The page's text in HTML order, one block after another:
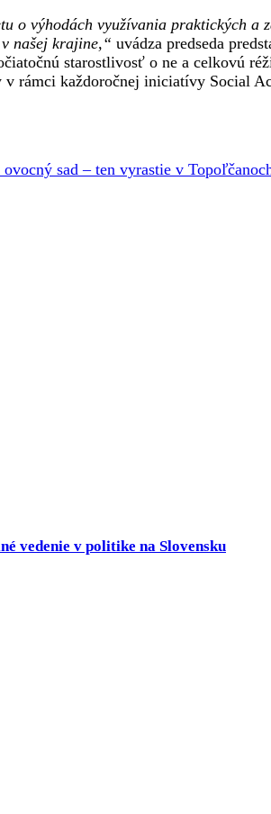
o výhodách využívania praktických
našej krajine,“ uvádza predseda
starostlivosť o ne a celkovú
v rámci každoročnej iniciatívy Social
sad – ten vyrastie v
vedenie v politike na Slovensku